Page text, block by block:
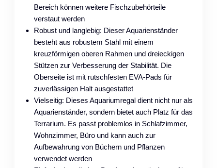
Bereich können weitere Fischzubehörteile
verstaut werden
Robust und langlebig: Dieser Aquarienständer
besteht aus robustem Stahl mit einem
kreuzförmigen oberen Rahmen und dreieckigen
Stützen zur Verbesserung der Stabilität. Die
Oberseite ist mit rutschfesten EVA-Pads für
zuverlässigen Halt ausgestattet
Vielseitig: Dieses Aquariumregal dient nicht nur als
Aquarienständer, sondern bietet auch Platz für das
Terrarium. Es passt problemlos in Schlafzimmer,
Wohnzimmer, Büro und kann auch zur
Aufbewahrung von Büchern und Pflanzen
verwendet werden